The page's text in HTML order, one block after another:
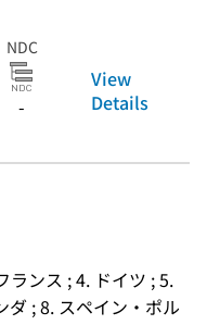
NDC
-
View
Details
ランス ; 4. ドイツ ; 5.
ダ ; 8. スペイン・ポル